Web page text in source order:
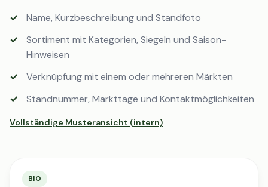
Name, Kurzbeschreibung und Standfoto
Sortiment mit Kategorien, Siegeln und Saison-
Hinweisen
Verknüpfung mit einem oder mehreren Märkten
Standnummer, Markttage und Kontaktmöglichkeiten
Vollständige Musteransicht (intern)
BIO